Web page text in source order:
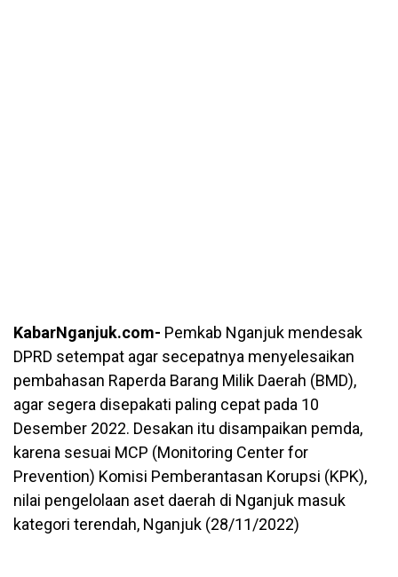
KabarNganjuk.com- Pemkab Nganjuk mendesak
DPRD setempat agar secepatnya menyelesaikan
pembahasan Raperda Barang Milik Daerah (BMD),
agar segera disepakati paling cepat pada 10
Desember 2022. Desakan itu disampaikan pemda,
karena sesuai MCP (Monitoring Center for
Prevention) Komisi Pemberantasan Korupsi (KPK),
nilai pengelolaan aset daerah di Nganjuk masuk
kategori terendah, Nganjuk (28/11/2022)